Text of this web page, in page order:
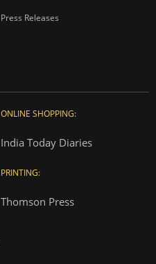
Press Releases
ONLINE SHOPPING:
India Today Diaries
PRINTING:
Thomson Press